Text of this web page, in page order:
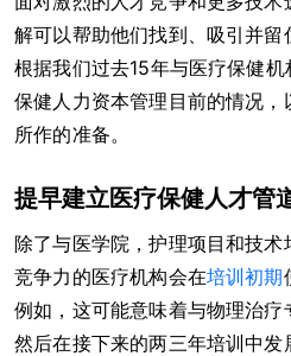
解可以帮助他们找到、吸引并留
根据我们过去15年与医疗保健
保健人力资本管理目前的情况
所作的准备。
提早建立医疗保健人才管
除了与医学院，护理项目和技
竞争力的医疗机构会在培训初期
例如，这可能意味着与物理治疗
然后在接下来的两三年培训中